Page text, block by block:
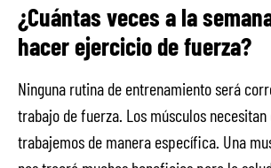
¿Cuántas veces a la
hacer ejercicio de fuerza?
Ninguna rutina de entrenamiento será
trabajo de fuerza. Los músculos necesitan
trabajemos de manera específica. Una